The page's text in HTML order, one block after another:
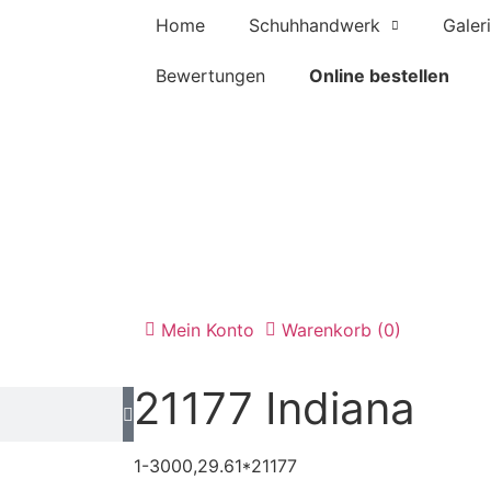
Home Schuhhandwerk
Bewertungen Online bestellen
Mein Konto Warenkorb (0)
21177 Indiana
1-3000,29.61*21177